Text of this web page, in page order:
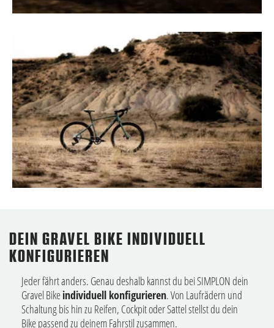
DEIN GRAVEL BIKE INDIVIDUELL
KONFIGURIEREN
Jeder fährt anders. Genau deshalb kannst du bei SIMPLON dein
Gravel Bikeindividuell konfigurieren. Von Laufrädern und
Schaltung bis hin zu Reifen, Cockpit oder Sattel stellst du dein
Bike passend zu deinem Fahrstil zusammen.